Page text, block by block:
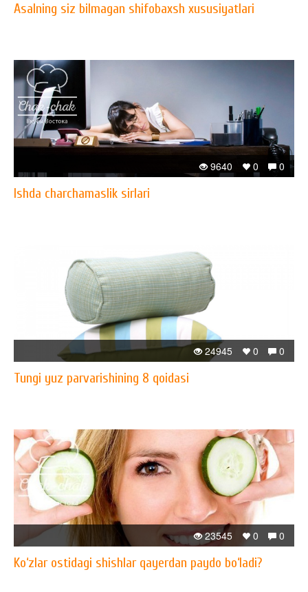
Asalning siz bilmagan shifobaxsh xususiyatlari
0
0
9640
Ishda charchamaslik sirlari
0
0
24945
Tungi yuz parvarishining 8 qoidasi
0
0
23545
​Ko‘zlar ostidagi shishlar qayerdan paydo bo‘ladi?